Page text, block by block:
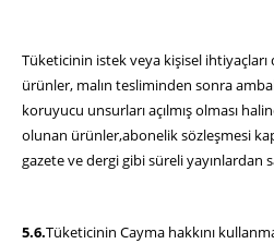
Tüketicinin istek veya kişisel
ürünler, malın tesliminden sonra
koruyucu unsurları açılmış olması
olunan ürünler,abonelik sözleşmesi
gazete ve dergi gibi süreli yayınlardan
5.6.Tüketicinin Cayma hakkını